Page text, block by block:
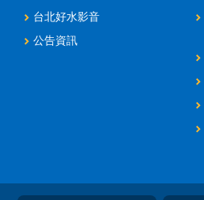
台北好水影音
公告資訊